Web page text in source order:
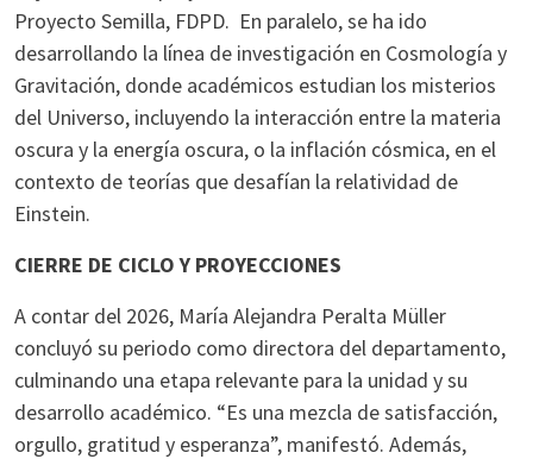
Proyecto Semilla, FDPD. En paralelo, se ha ido
desarrollando la línea de investigación en Cosmología y
Gravitación, donde académicos estudian los misterios
del Universo, incluyendo la interacción entre la materia
oscura y la energía oscura, o la inflación cósmica, en el
contexto de teorías que desafían la relatividad de
Einstein.
CIERRE DE CICLO Y PROYECCIONES
A contar del 2026, María Alejandra Peralta Müller
concluyó su periodo como directora del departamento,
culminando una etapa relevante para la unidad y su
desarrollo académico. “Es una mezcla de satisfacción,
orgullo, gratitud y esperanza”, manifestó. Además,